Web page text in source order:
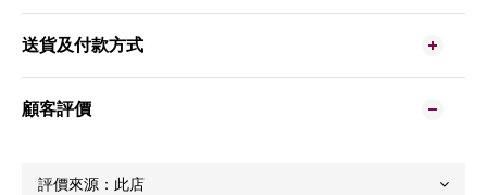
送貨及付款方式
顧客評價